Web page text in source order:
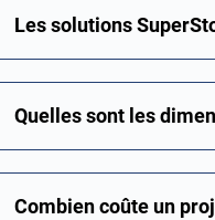
Les solutions
Quelles sont les
Combien coûte un